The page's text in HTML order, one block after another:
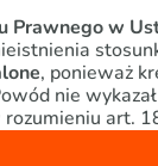
Prawnego w
, ponieważ
nie
art.